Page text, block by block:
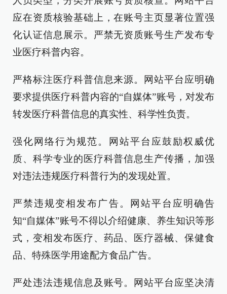
应在资质核验基础上，在账号主页显著位置强
化认证信息展示。严禁无资质账号生产发布专
业医疗科普内容。
严格标注医疗科普信息来源。网站平台应明确
要求提供医疗科普内容的“自媒体”账号，对发布
转发医疗科普信息的真实性、科学性负责。
强化网络行为规范。网站平台应鼓励权威优
质、科学专业的医疗科普信息生产传播，加强
对违法违规医疗科普行为的发现处置。
严禁违规变相发布广告。网站平台应明确告
知“自媒体”账号不得以介绍健康、养生知识等形
式，变相发布医疗、药品、医疗器械、保健食
品、特殊医学用途配方食品广告。
严处违法违规信息及账号。网站平台应坚决清